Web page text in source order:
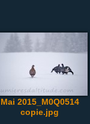
Mai 2015_M0Q0514
copie.jpg